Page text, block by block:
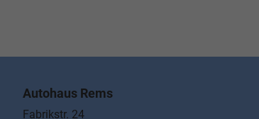
Autohaus Rems
Fabrikstr. 24